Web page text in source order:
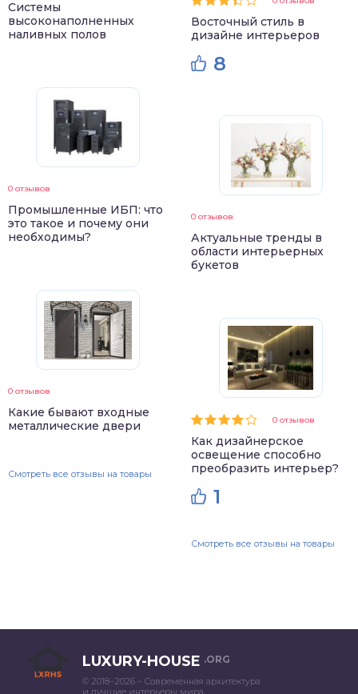
Системы
высоконаполненных
наливных полов
0 отзывов
Промышленные ИБП: что
это такое и почему они
необходимы?
0 отзывов
Какие бывают входные
металлические двери
Смотреть все отзывы на товары
Восточный стиль в
дизайне интерьеров
8
0 отзывов
Актуальные тренды в
области интерьерных
букетов
0 отзывов
Как дизайнерское
освещение способно
преобразить интерьер?
1
Смотреть все отзывы на товары
LUXURY-HOUSE .ORG
© 2018–2026 – Современная архитектура
и лучшие интерьеры мира